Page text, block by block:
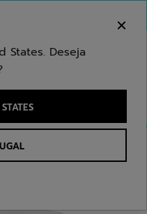
ou um número de artigo
States. Deseja